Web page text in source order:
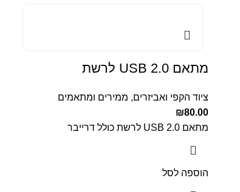
מתאם USB 2.0 לרשת
ציוד הקפי ואביזרים, ממירים ומתאמים
₪80.00
מתאם USB 2.0 לרשת כולל דרייבר
הוספה לסל